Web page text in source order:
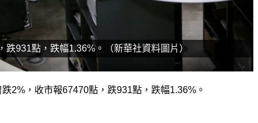
跌931點，跌幅1.36%。（新華社資料圖片）
2%，收市報67470點，跌931點，跌幅1.36%。